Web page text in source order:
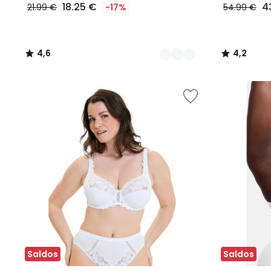
21.99 € 18.25 € -17%
4,6
/
54.99 €
4,2
/
Saldos Saldos